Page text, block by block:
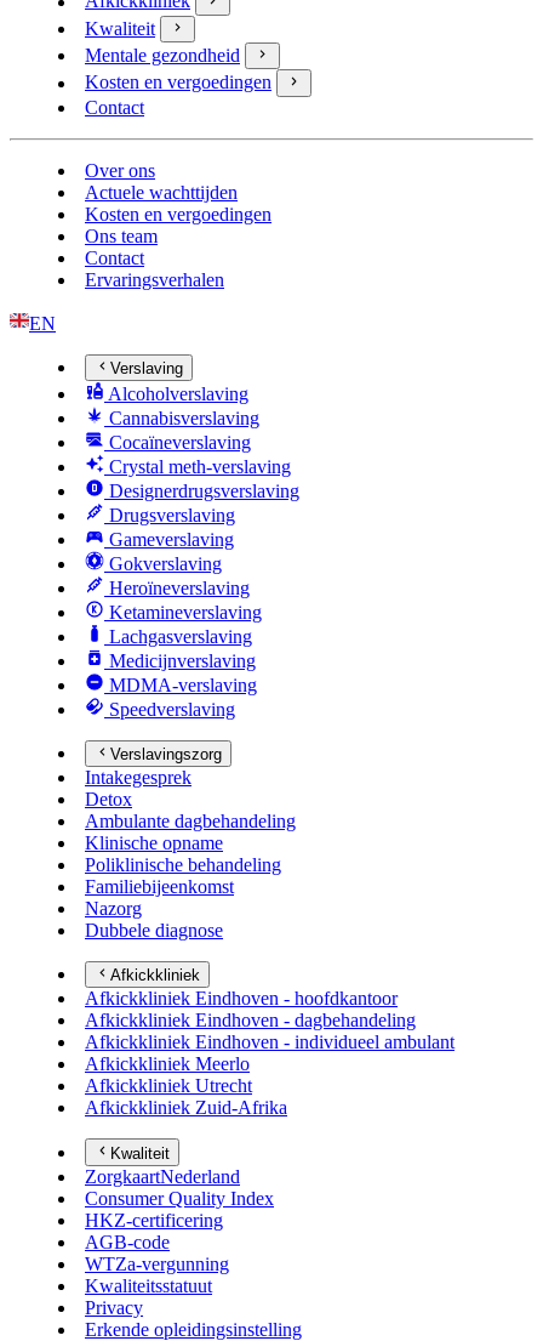
Kwaliteit
Mentale gezondheid
Kosten en vergoedingen
Contact
Over ons
Actuele wachttijden
Kosten en vergoedingen
Ons team
Contact
Ervaringsverhalen
EN
Verslaving
Alcoholverslaving
Cannabisverslaving
Cocaïneverslaving
Crystal meth-verslaving
Designerdrugsverslaving
Drugsverslaving
Gameverslaving
Gokverslaving
Heroïneverslaving
Ketamineverslaving
Lachgasverslaving
Medicijnverslaving
MDMA-verslaving
Speedverslaving
Verslavingszorg
Intakegesprek
Detox
Ambulante dagbehandeling
Klinische opname
Poliklinische behandeling
Familiebijeenkomst
Nazorg
Dubbele diagnose
Afkickkliniek
Afkickkliniek Eindhoven - hoofdkantoor
Afkickkliniek Eindhoven - dagbehandeling
Afkickkliniek Eindhoven - individueel ambulant
Afkickkliniek Meerlo
Afkickkliniek Utrecht
Afkickkliniek Zuid-Afrika
Kwaliteit
ZorgkaartNederland
Consumer Quality Index
HKZ-certificering
AGB-code
WTZa-vergunning
Kwaliteitsstatuut
Privacy
Erkende opleidingsinstelling